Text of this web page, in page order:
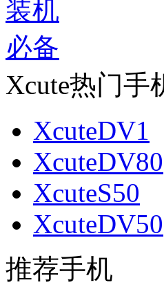
Xcute热门手
XcuteDV1
XcuteDV80
XcuteS50
XcuteDV50
推荐手机